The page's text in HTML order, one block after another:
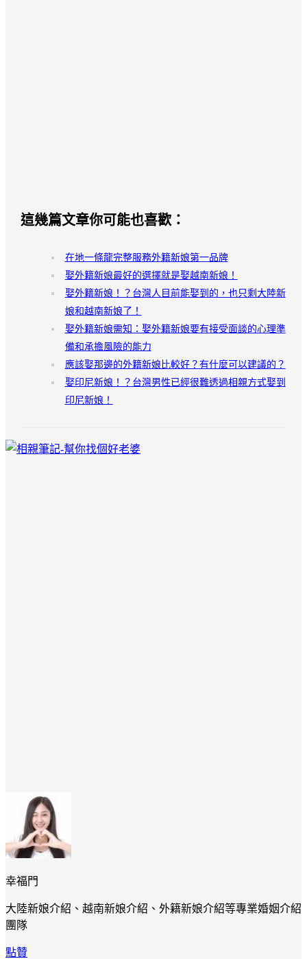
這幾篇文章你可能也喜歡：
在地一條龍完整服務外籍新娘第一品牌
娶外籍新娘最好的選擇就是娶越南新娘！
娶外籍新娘！？台灣人目前能娶到的，也只剩大陸新
娘和越南新娘了！
娶外籍新娘需知：娶外籍新娘要有接受面談的心理準
備和承擔風險的能力
應該娶那邊的外籍新娘比較好？有什麼可以建議的？
娶印尼新娘！？台灣男性已經很難透過相親方式娶到
印尼新娘！
幸福門
大陸新娘介紹、越南新娘介紹、外籍新娘介紹等專業婚姻介紹
團隊
點贊